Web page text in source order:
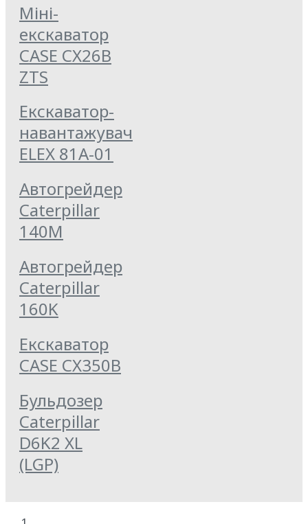
Міні-
екскаватор
CASE CX26B
ZTS
Екскаватор-
навантажувач
ELEX 81А-01
Автогрейдер
Caterpillar
140M
Автогрейдер
Caterpillar
160K
Екскаватор
CASE CX350B
Бульдозер
Caterpillar
D6K2 XL
(LGP)